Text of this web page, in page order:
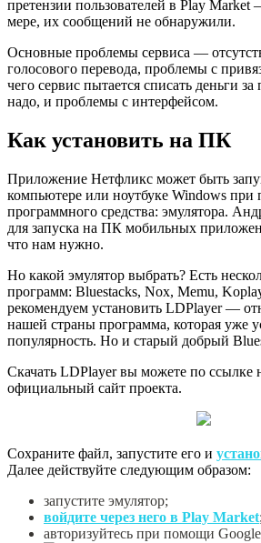
претензии пользователей в Play
мере, их сообщений не обнаружили.
Основные проблемы сервиса —
голосового перевода, проблемы с
чего сервис пытается списать деньги за
надо, и проблемы с интерфейсом.
Как установить на ПК
Приложение Нетфликс может быть
компьютере или ноутбуке Windows при
программного средства: эмулятора.
для запуска на ПК мобильных
что нам нужно.
Но какой эмулятор выбрать? Есть
программ: Bluestacks, Nox, Memu,
рекомендуем установить LDPlayer —
нашей страны программа, которая уже
популярность. Но и старый добрый
Скачать LDPlayer вы можете по ссылке
официальный сайт проекта.
Сохраните файл, запустите его и
Далее действуйте следующим образом:
запустите эмулятор;
войдите через него в Play Market;
авторизуйтесь при помощи